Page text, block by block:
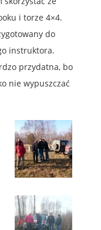
i torze 4×4.
do
instruktora.
przydatna, bo
nie wypuszczać